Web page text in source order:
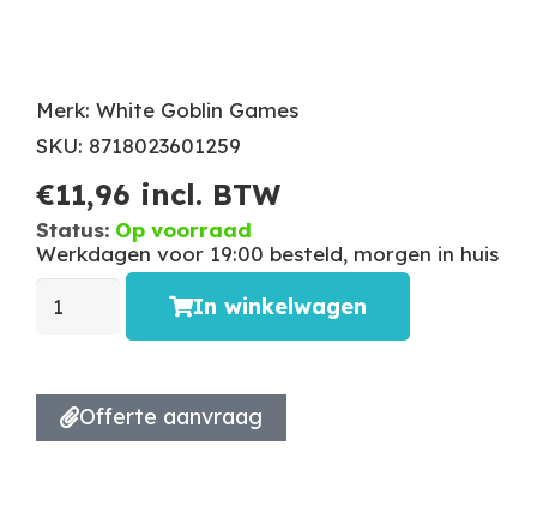
Merk: White Goblin Games
SKU: 8718023601259
€11,96 incl. BTW
Status: Op voorraad
Werkdagen voor 19:00 besteld, morgen in huis
In winkelwagen
Offerte aanvraag